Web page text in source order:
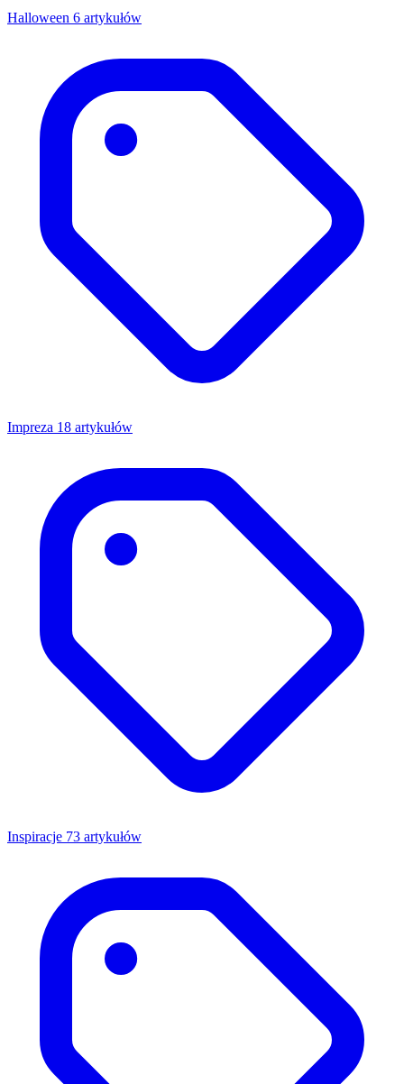
Halloween 6 artykułów
Impreza 18 artykułów
Inspiracje 73 artykułów